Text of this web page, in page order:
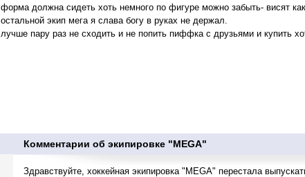
форма должна сидеть хоть немного по фигуре можно забыть- висят
остальной экип мега я слава богу в руках не держал.
лучше пару раз не сходить и не попить пиффка с друзьями и купить
Комментарии об экипировке "MEGA"
Здравствуйте, хоккейная экипировка "MEGA" перестала